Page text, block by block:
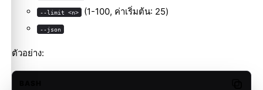
--limit <n> (1-100, ค่าเริ่มต้น: 25)
--json
ตัวอย่าง: